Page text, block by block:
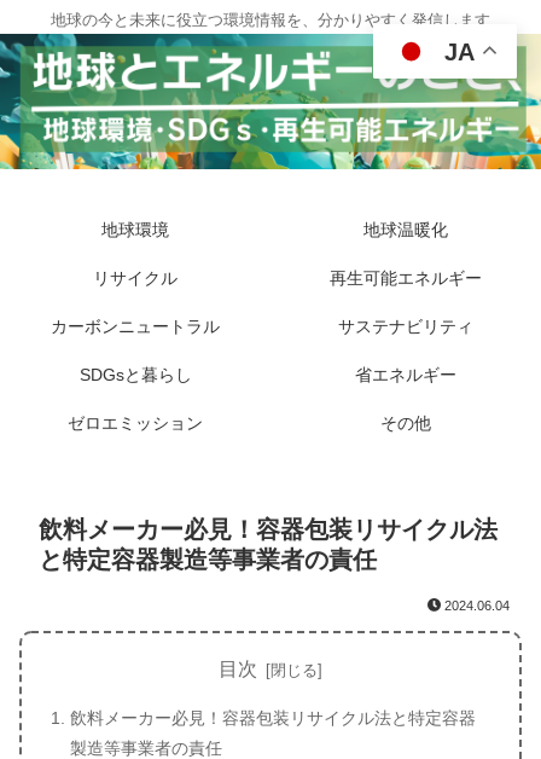
地球の今と未来に役立つ環境情報を、分かりやすく発信します
地球環境 地球温暖化
リサイクル 再生可能エネルギー
カーボンニュートラル サステナビリティ
SDGsと暮らし 省エネルギー
ゼロエミッション その他
飲料メーカー必見！容器包装リサイクル法
と特定容器製造等事業者の責任
2024.06.04
目次
飲料メーカー必見！容器包装リサイクル法と特定容器
製造等事業者の責任
JA